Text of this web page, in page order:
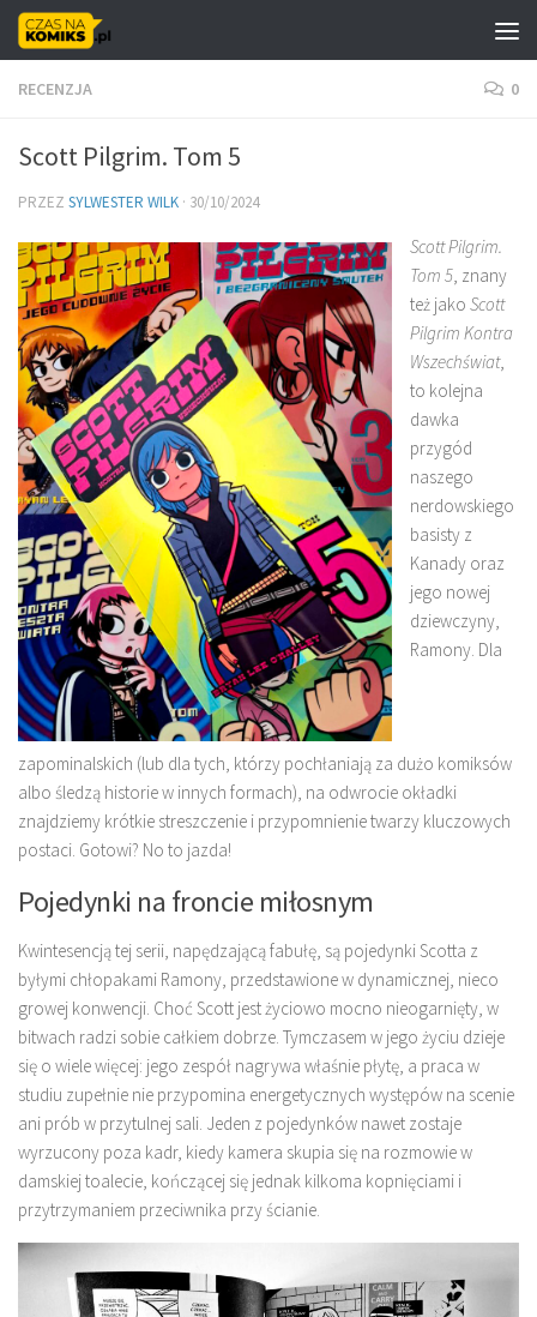
Skip to content
RECENZJA 0
Scott Pilgrim. Tom 5
PRZEZ SYLWESTER WILK · 30/10/2024
Scott Pilgrim.
Tom 5, znany
też jako Scott
Pilgrim Kontra
Wszechświat,
to kolejna
dawka
przygód
naszego
nerdowskiego
basisty z
Kanady oraz
jego nowej
dziewczyny,
Ramony. Dla
zapominalskich (lub dla tych, którzy pochłaniają za dużo komiksów
albo śledzą historie w innych formach), na odwrocie okładki
znajdziemy krótkie streszczenie i przypomnienie twarzy kluczowych
postaci. Gotowi? No to jazda!
Pojedynki na froncie miłosnym
Kwintesencją tej serii, napędzającą fabułę, są pojedynki Scotta z
byłymi chłopakami Ramony, przedstawione w dynamicznej, nieco
growej konwencji. Choć Scott jest życiowo mocno nieogarnięty, w
bitwach radzi sobie całkiem dobrze. Tymczasem w jego życiu dzieje
się o wiele więcej: jego zespół nagrywa właśnie płytę, a praca w
studiu zupełnie nie przypomina energetycznych występów na scenie
ani prób w przytulnej sali. Jeden z pojedynków nawet zostaje
wyrzucony poza kadr, kiedy kamera skupia się na rozmowie w
damskiej toalecie, kończącej się jednak kilkoma kopnięciami i
przytrzymaniem przeciwnika przy ścianie.